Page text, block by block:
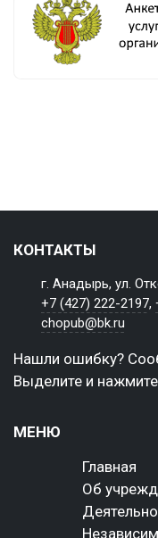
КОНТАКТЫ
г. Анадырь, ул.
+7 (427) 222-2197,
chopub@bk.ru
Нашли ошибку?
Выделите и
МЕНЮ
Главная
Об